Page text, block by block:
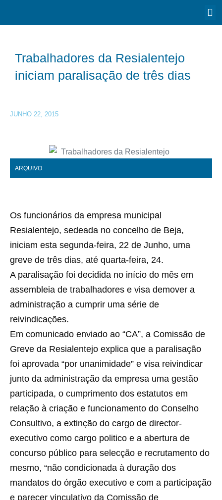
Trabalhadores da Resialentejo
iniciam paralisação de três dias
JUNHO 22, 2015
ARQUIVO
Os funcionários da empresa municipal
Resialentejo, sedeada no concelho de Beja,
iniciam esta segunda-feira, 22 de Junho, uma
greve de três dias, até quarta-feira, 24.
A paralisação foi decidida no início do mês em
assembleia de trabalhadores e visa demover a
administração a cumprir uma série de
reivindicações.
Em comunicado enviado ao “CA”, a Comissão de
Greve da Resialentejo explica que a paralisação
foi aprovada “por unanimidade” e visa reivindicar
junto da administração da empresa uma gestão
participada, o cumprimento dos estatutos em
relação à criação e funcionamento do Conselho
Consultivo, a extinção do cargo de director-
executivo como cargo politico e a abertura de
concurso público para selecção e recrutamento do
mesmo, “não condicionada à duração dos
mandatos do órgão executivo e com a participação
e parecer vinculativo da Comissão de